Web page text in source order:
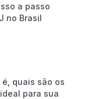
a passo
no Brasil
é, quais são os
para sua